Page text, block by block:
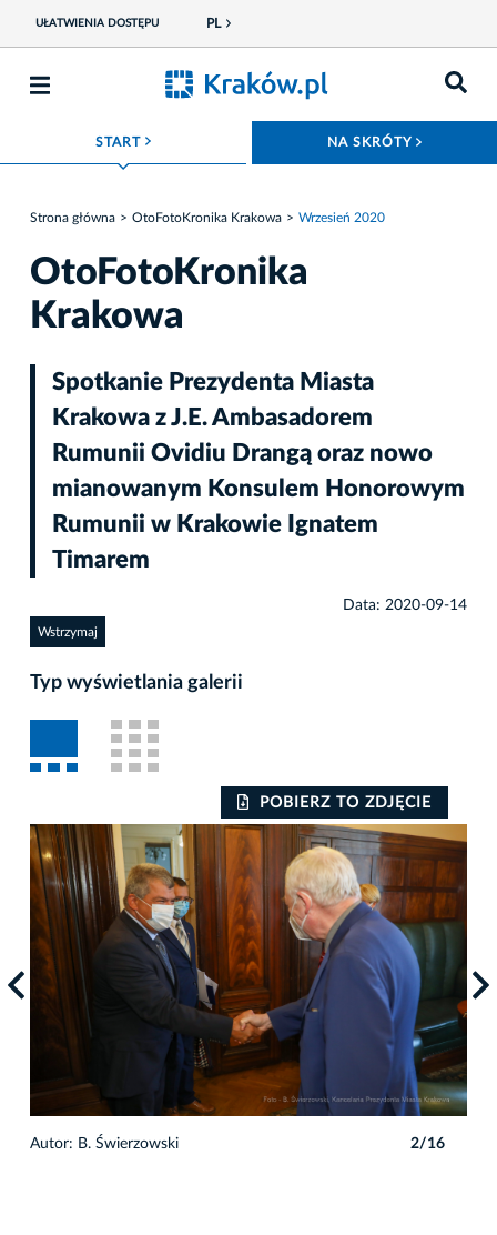
UŁATWIENIA DOSTĘPU PL
START ROZWIŃ MENU NA SKRÓTY
Strona główna OtoFotoKronika Krakowa Wrzesień 2020
OtoFotoKronika
Krakowa
Spotkanie Prezydenta Miasta
Krakowa z J.E. Ambasadorem
Rumunii Ovidiu Drangą oraz nowo
mianowanym Konsulem Honorowym
Rumunii w Krakowie Ignatem
Timarem
Data: 2020-09-14
Wstrzymaj
Typ wyświetlania galerii
POBIERZ TO ZDJĘCIE
Autor: B. Świerzowski 2/16